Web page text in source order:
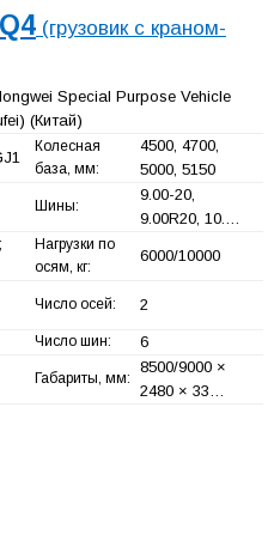
(грузовик с краном-
Special Purpose Vehicle
(Китай)
Колесная
база, мм:
4500, 4700,
5000, 5150
Шины:
9.00-20,
9.00R20, 10.…
Нагрузки по
осям, кг:
6000/10000
Число осей: 2
Число шин: 6
Габариты, мм:
8500/9000 ×
2480 × 33…